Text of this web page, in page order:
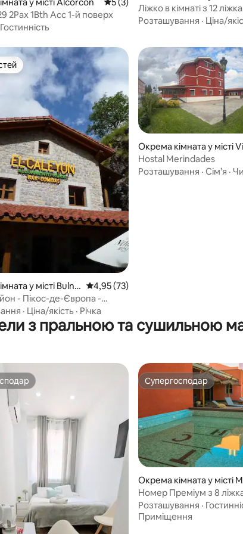
2Pax 1Bth Acc 1-й поверх
Гостинність
ид
Ліжко в кімнаті з 12
ванна кімната
Розташування · Ціна/
відгуки: 14
у місті Bulne Середня оцінка: 4,95 з 5, відгуки: 73
4,95 (73)
- Пікос-де-Європа -
· Ціна/якість · Річка
Окрема кімната у місті
yo
Hostal Merindades
Розташування · Сім’я ·
з пральною та сушильною
Супергосподар
Супергосподар
Окрема кімната у місті
д
Номер Преміум з 8
2,00 м)
Розташування ·
Приміщення